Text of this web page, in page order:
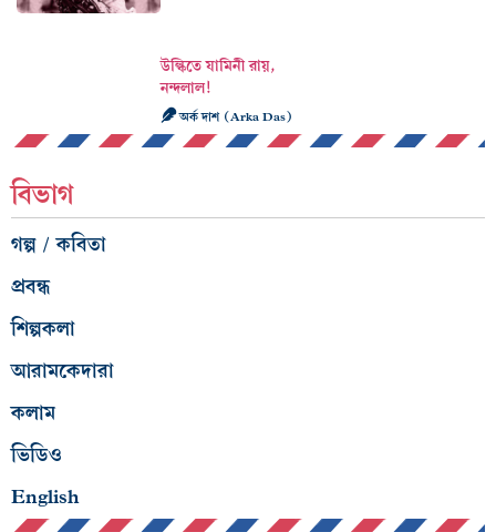
উল্কিতে যামিনী রায়,
নন্দলাল!
অর্ক দাশ (Arka Das)
বিভাগ
গল্প / কবিতা
প্রবন্ধ
শিল্পকলা
আরামকেদারা
কলাম
ভিডিও
English